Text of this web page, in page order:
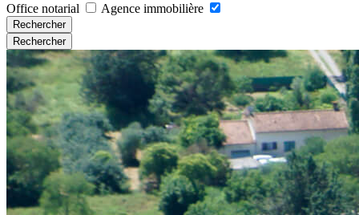
Office notarial Agence immobilière
Rechercher
Rechercher